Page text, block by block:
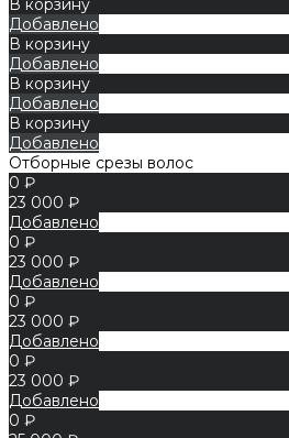
Добавлено
В корзину
Добавлено
В корзину
Добавлено
В корзину
Добавлено
Отборные срезы волос
0 ₽
23 000 ₽
Добавлено
0 ₽
23 000 ₽
Добавлено
0 ₽
23 000 ₽
Добавлено
0 ₽
23 000 ₽
Добавлено
0 ₽